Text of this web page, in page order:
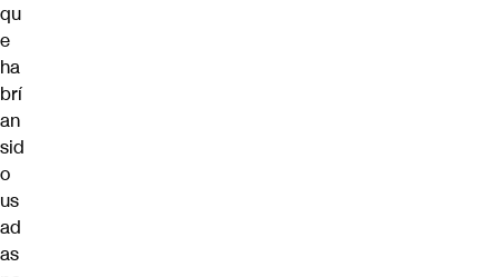
qu
e
ha
brí
an
sid
o
us
ad
as